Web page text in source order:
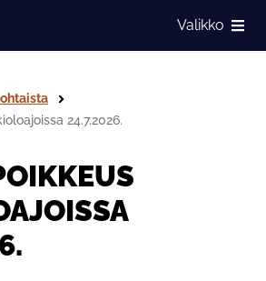
Näytä
Valikko
24.7.2026.